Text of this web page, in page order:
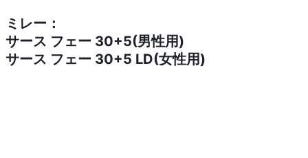
ミレー：
サース フェー 30+5(男性用)
サース フェー 30+5 LD(女性用)